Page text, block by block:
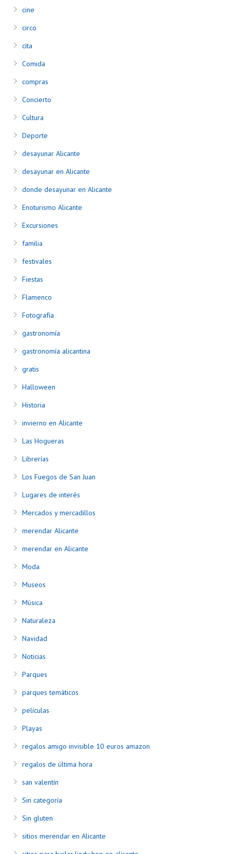
cine
circo
cita
Comida
compras
Concierto
Cultura
Deporte
desayunar Alicante
desayunar en Alicante
donde desayunar en Alicante
Enoturismo Alicante
Excursiones
familia
festivales
Fiestas
Flamenco
Fotografía
gastronomía
gastronomía alicantina
gratis
Halloween
Historia
invierno en Alicante
Las Hogueras
Librerías
Los Fuegos de San Juan
Lugares de interés
Mercados y mercadillos
merendar Alicante
merendar en Alicante
Moda
Museos
Música
Naturaleza
Navidad
Noticias
Parques
parques temáticos
películas
Playas
regalos amigo invisible 10 euros amazon
regalos de última hora
san valentín
Sin categoría
Sin gluten
sitios merendar en Alicante